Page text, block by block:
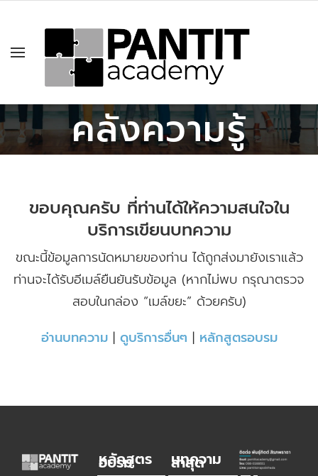
คลังความรู้
ขอบคุณครับ ที่ท่านได้ให้ความสนใจใน
บริการเขียนบทความ
ขณะนี้ข้อมูลการนัดหมายของท่าน ได้ถูกส่งมายังเราแล้ว
ท่านจะได้รับอีเมล์ยืนยันรับข้อมูล (หากไม่พบ กรุณาตรวจ
สอบในกล่อง “เมล์ขยะ” ด้วยครับ)
อ่านบทความ| ดูบริการอื่นๆ | หลักสูตรอบรม
หลักสูตร
อบรม บทความ
ล่าสุด